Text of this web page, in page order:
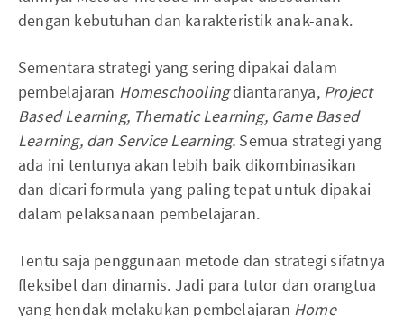
dengan kebutuhan dan karakteristik anak-anak.
Sementara strategi yang sering dipakai dalam
pembelajaran Homeschoolingdiantaranya, Project
Based Learning, Thematic Learning, Game Based
Learning, dan Service Learning. Semua strategi yang
ada ini tentunya akan lebih baik dikombinasikan
dan dicari formula yang paling tepat untuk dipakai
dalam pelaksanaan pembelajaran.
Tentu saja penggunaan metode dan strategi sifatnya
fleksibel dan dinamis. Jadi para tutor dan orangtua
yang hendak melakukan pembelajaran Home